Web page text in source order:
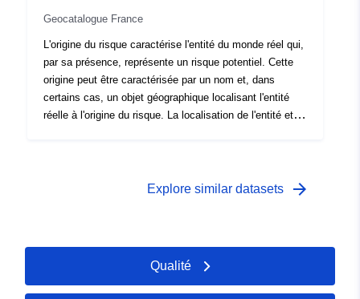
Geocatalogue France
L'origine du risque caractérise l'entité du monde réel qui,
par sa présence, représente un risque potentiel. Cette
origine peut être caractérisée par un nom et, dans
certains cas, un objet géographique localisant l'entité
réelle à l'origine du risque. La localisation de l'entité et la
Explore similar datasets arrow_forward
Qualité